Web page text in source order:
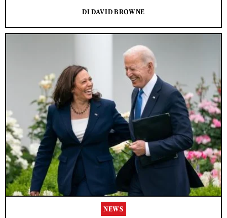
DI DAVID BROWNE
NEWS